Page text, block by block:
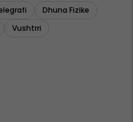
Dhuna Fizike
Vushtrri